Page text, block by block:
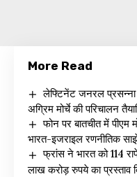
More Read
लेफ्टिनेंट जनरल प्रसन्ना
अग्रिम मोर्चे की परिचालन
फोन पर बातचीत में पीएम
भारत-इजराइल रणनीतिक
फ्रांस ने भारत को 114
लाख करोड़ रुपये का प्रस्ताव